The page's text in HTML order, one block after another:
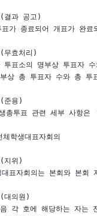
결과 공고)
표가 종료되어 개표가 완
무효처리)
표소의 명부상 투표자 수
상 총 투표자 수와 총 투
준용)
총투표 관련 세부 사항은
학생대표자회의
지위)
대표자회의는 본회와 본회
대의원)
각 호에 해당하는 자는